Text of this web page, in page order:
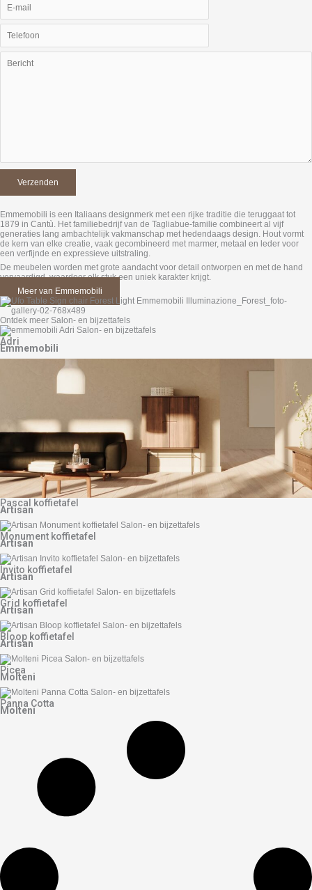
Emmemobili is een Italiaans designmerk met een rijke traditie die teruggaat tot
1879 in Cantù. Het familiebedrijf van de Tagliabue-familie combineert al vijf
generaties lang ambachtelijk vakmanschap met hedendaags design. Hout vormt
de kern van elke creatie, vaak gecombineerd met marmer, metaal en leder voor
een verfijnde en expressieve uitstraling.
De meubelen worden met grote aandacht voor detail ontworpen en met de hand
vervaardigd, waardoor elk stuk een uniek karakter krijgt.
Meer van Emmemobili
Ontdek meer Salon- en bijzettafels
Adri
Emmemobili
Pascal koffietafel
Artisan
Monument koffietafel
Artisan
Invito koffietafel
Artisan
Grid koffietafel
Artisan
Bloop koffietafel
Artisan
Picea
Molteni
Panna Cotta
Molteni